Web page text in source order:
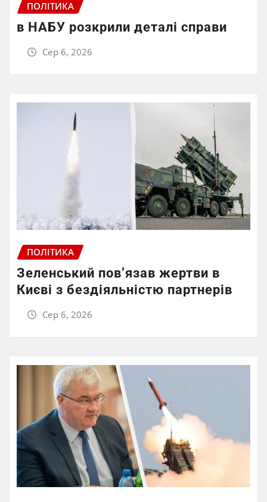
ПОЛІТИКА
в НАБУ розкрили деталі справи
Сер 6, 2026
ПОЛІТИКА
Зеленський пов’язав жертви в
Києві з бездіяльністю партнерів
Сер 6, 2026